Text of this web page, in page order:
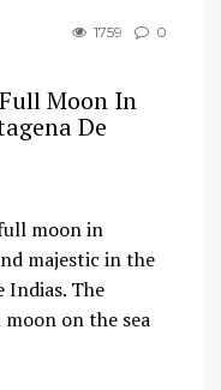
1759 0
Moon In
De
moon in
majestic in the
Indias. The
on the sea